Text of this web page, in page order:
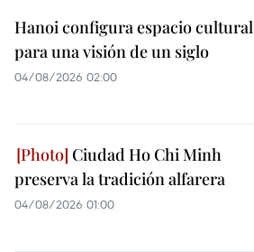
Hanoi configura espacio cultural
para una visión de un siglo
04/08/2026 02:00
Ciudad Ho Chi Minh
preserva la tradición alfarera
04/08/2026 01:00